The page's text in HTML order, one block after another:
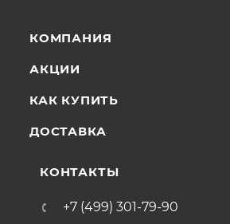
КОМПАНИЯ
АКЦИИ
КАК КУПИТЬ
ДОСТАВКА
КОНТАКТЫ
+7 (499) 301-79-90